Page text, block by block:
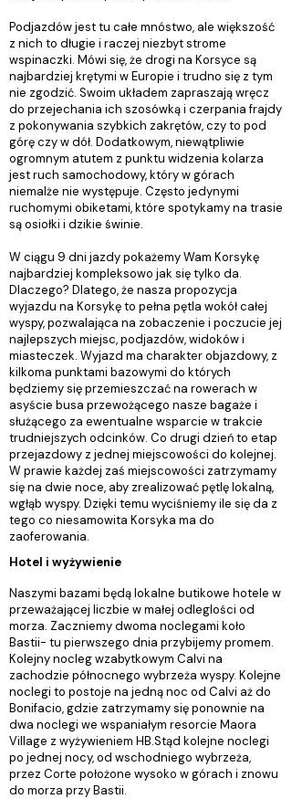
Podjazdów jest tu całe mnóstwo, ale większość
z nich to długie i raczej niezbyt strome
wspinaczki. Mówi się, że drogi na Korsyce są
najbardziej krętymi w Europie i trudno się z tym
nie zgodzić. Swoim układem zapraszają wręcz
do przejechania ich szosówką i czerpania frajdy
z pokonywania szybkich zakrętów, czy to pod
górę czy w dół. Dodatkowym, niewątpliwie
ogromnym atutem z punktu widzenia kolarza
jest ruch samochodowy, który w górach
niemalże nie występuje. Często jedynymi
ruchomymi obiketami, które spotykamy na trasie
są osiołki i dzikie świnie.
W ciągu 9 dni jazdy pokażemy Wam Korsykę
najbardziej kompleksowo jak się tylko da.
Dlaczego? Dlatego, że nasza propozycja
wyjazdu na Korsykę to pełna pętla wokół całej
wyspy, pozwalająca na zobaczenie i poczucie jej
najlepszych miejsc, podjazdów, widoków i
miasteczek. Wyjazd ma charakter objazdowy, z
kilkoma punktami bazowymi do których
będziemy się przemieszczać na rowerach w
asyście busa przewożącego nasze bagaże i
służącego za ewentualne wsparcie w trakcie
trudniejszych odcinków. Co drugi dzień to etap
przejazdowy z jednej miejscowości do kolejnej.
W prawie każdej zaś miejscowości zatrzymamy
się na dwie noce, aby zrealizować pętlę lokalną,
wgłąb wyspy. Dzięki temu wyciśniemy ile się da z
tego co niesamowita Korsyka ma do
zaoferowania.
Hotel i wyżywienie
Naszymi bazami będą lokalne butikowe hotele w
przeważającej liczbie w małej odleglości od
morza. Zaczniemy dwoma noclegami koło
Bastii- tu pierwszego dnia przybijemy promem.
Kolejny nocleg wzabytkowym Calvi na
zachodzie północnego wybrzeża wyspy. Kolejne
noclegi to postoje na jedną noc od Calvi aż do
Bonifacio, gdzie zatrzymamy się ponownie na
dwa noclegi we wspaniałym resorcie Maora
Village z wyżywieniem HB.Stąd kolejne noclegi
po jednej nocy, od wschodniego wybrzeża,
przez Corte położone wysoko w górach i znowu
do morza przy Bastii.